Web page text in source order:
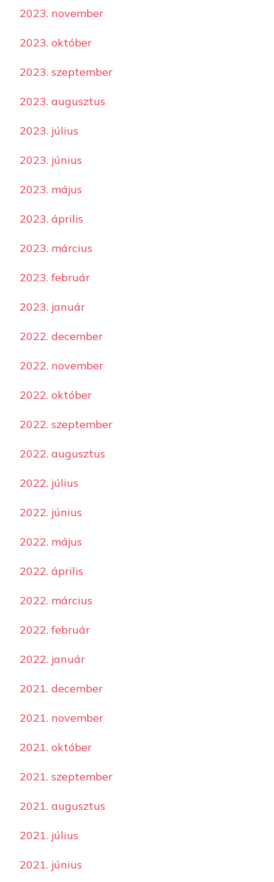
2023. november
2023. október
2023. szeptember
2023. augusztus
2023. július
2023. június
2023. május
2023. április
2023. március
2023. február
2023. január
2022. december
2022. november
2022. október
2022. szeptember
2022. augusztus
2022. július
2022. június
2022. május
2022. április
2022. március
2022. február
2022. január
2021. december
2021. november
2021. október
2021. szeptember
2021. augusztus
2021. július
2021. június